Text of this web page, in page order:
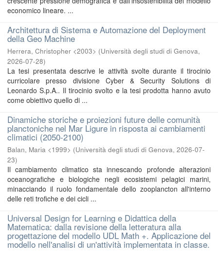
economico lineare. ...
Architettura di Sistema e Automazione del Deployment
della Geo Machine
Herrera, Christopher <2003> (Università degli studi di Genova,
2026-07-28)
La tesi presentata descrive le attività svolte durante il tirocinio
curricolare presso divisione Cyber & Security Solutions di
Leonardo S.p.A.. Il tirocinio svolto e la tesi prodotta hanno avuto
come obiettivo quello di ...
Dinamiche storiche e proiezioni future delle comunità
planctoniche nel Mar Ligure in risposta ai cambiamenti
climatici (2050-2100)
Balan, Maria <1999> (Università degli studi di Genova, 2026-07-
23)
Il cambiamento climatico sta innescando profonde alterazioni
oceanografiche e biologiche negli ecosistemi pelagici marini,
minacciando il ruolo fondamentale dello zooplancton all'interno
delle reti trofiche e dei cicli ...
Universal Design for Learning e Didattica della
Matematica: dalla revisione della letteratura alla
progettazione del modello UDL Math +. Applicazione del
modello nell'analisi di un'attività implementata in classe.